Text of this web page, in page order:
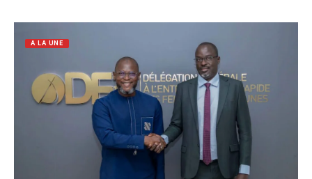
A LA UNE